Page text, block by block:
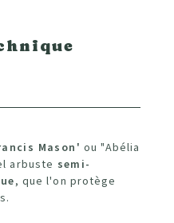
Mason' ou "Abélia
arbuste semi-
, que l'on protège